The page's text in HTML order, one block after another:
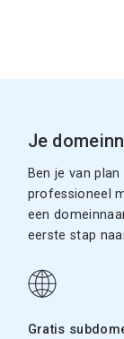
Je
Ben je van
professioneel
een
eerste stap
Gratis